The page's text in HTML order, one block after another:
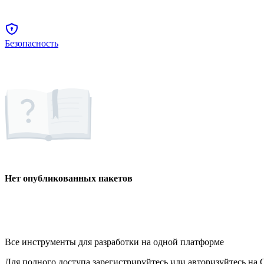
Безопасность
Нет опубликованных пакетов
Все инструменты для разработки на одной платформе
Для полного доступа зарегистрируйтесь или авторизуйтесь на